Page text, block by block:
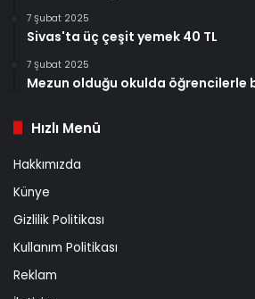
7 Şubat 2025
Sivas'ta üç çeşit yemek 40 TL
7 Şubat 2025
Mezun olduğu okulda öğrencilerle
Hızlı Menü
Hakkımızda
Künye
Gizlilik Politikası
Kullanım Politikası
Reklam